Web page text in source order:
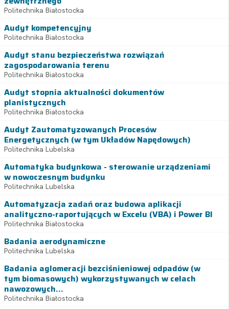
Politechnika Białostocka
Audyt kompetencyjny
Politechnika Białostocka
Audyt stanu bezpieczeństwa rozwiązań
zagospodarowania terenu
Politechnika Białostocka
Audyt stopnia aktualności dokumentów
planistycznych
Politechnika Białostocka
Audyt Zautomatyzowanych Procesów
Energetycznych (w tym Układów Napędowych)
Politechnika Lubelska
Automatyka budynkowa - sterowanie urządzeniami
w nowoczesnym budynku
Politechnika Lubelska
Automatyzacja zadań oraz budowa aplikacji
analityczno-raportujących w Excelu (VBA) i Power BI
Politechnika Białostocka
Badania aerodynamiczne
Politechnika Lubelska
Badania aglomeracji bezciśnieniowej odpadów (w
tym biomasowych) wykorzystywanych w celach
nawozowych...
Politechnika Białostocka